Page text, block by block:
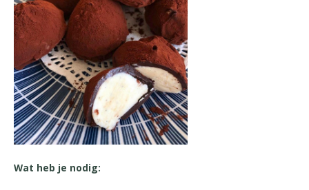
English
Wat heb je nodig: